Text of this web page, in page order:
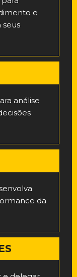
e
análise
da